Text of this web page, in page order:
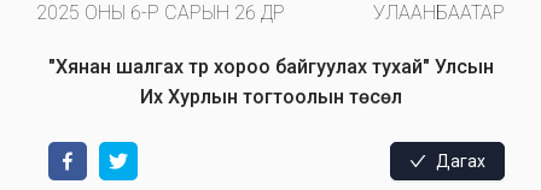
2025 ОНЫ 6-Р САРЫН 26 ӨДӨР УЛААНБААТАР
"Хянан шалгах түр хороо байгуулах тухай" Улсын
Их Хурлын тогтоолын төсөл
Дагах